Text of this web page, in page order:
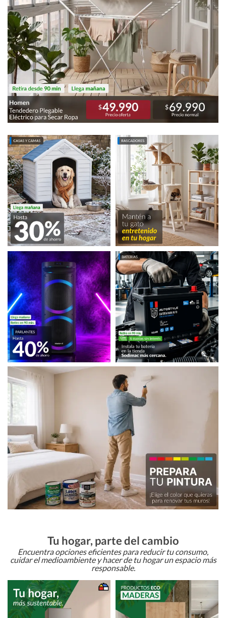
Tu hogar, parte del cambio
Encuentra opciones eficientes para reducir tu consumo,
cuidar el medioambiente y hacer de tu hogar un espacio más
responsable.